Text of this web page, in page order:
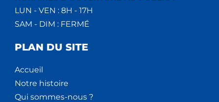
LUN - VEN : 8H - 17H
SAM - DIM : FERMÉ
PLAN DU SITE
Accueil
Notre histoire
Qui sommes-nous ?